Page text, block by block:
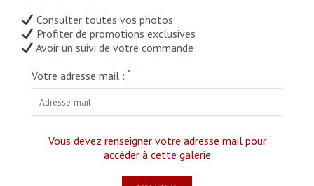
Consulter toutes vos photos
Profiter de promotions exclusives
Avoir un suivi de votre commande
Votre adresse mail : *
Vous devez renseigner votre adresse mail pour
accéder à cette galerie